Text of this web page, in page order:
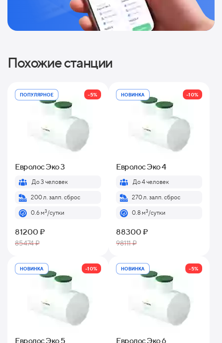
Похожие станции
ПОПУЛЯРНОЕ -5%
Евролос Эко 3
До 3 человек
200 л. залп. сброс
0.6 м3/сутки
81200 ₽
85474 ₽
НОВИНКА -10%
Евролос Эко 4
До 4 человек
270 л. залп. сброс
0.8 м3/сутки
88300 ₽
98111 ₽
НОВИНКА -10%
Евролос Эко 5
НОВИНКА -5%
Евролос Эко 6